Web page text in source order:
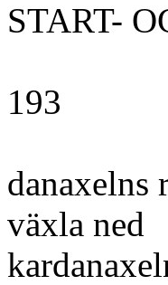
START-
193
danaxelns
växla ned